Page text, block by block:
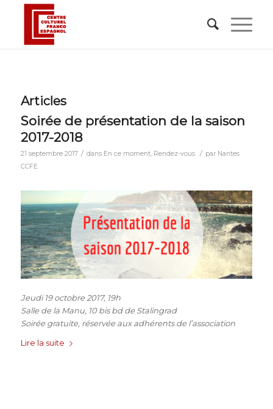
Articles
Soirée de présentation de la saison
2017-2018
21 septembre 2017 / dans En ce moment, Rendez-vous / par Nantes
CCFE
Jeudi 19 octobre 2017, 19h
Salle de la Manu, 10 bis bd de Stalingrad
Soirée gratuite, réservée aux adhérents de l’association
Lire la suite